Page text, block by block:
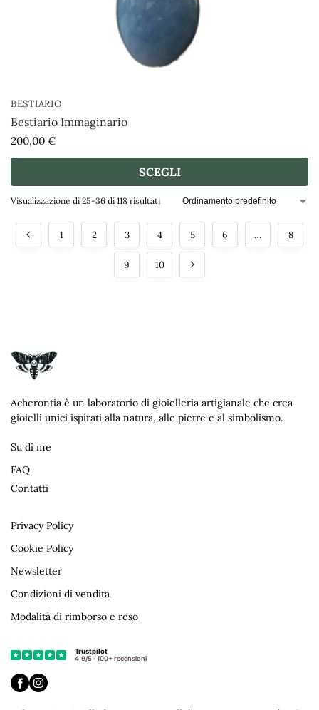
BESTIARIO
Bestiario Immaginario
200,00 €
SCEGLI
Visualizzazione di 25-36 di 118 risultati
1 2 3 4 5 6 … 8
9 10
Acherontia è un laboratorio di gioielleria artigianale che crea
gioielli unici ispirati alla natura, alle pietre e al simbolismo.
Su di me
FAQ
Contatti
Privacy Policy
Cookie Policy
Newsletter
Condizioni di vendita
Modalità di rimborso e reso